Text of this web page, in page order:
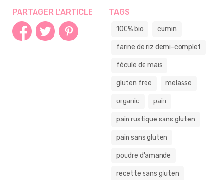
PARTAGER L'ARTICLE TAGS
100% bio cumin
farine de riz demi-complet
fécule de maïs
gluten free melasse
organic pain
pain rustique sans gluten
pain sans gluten
poudre d'amande
recette sans gluten